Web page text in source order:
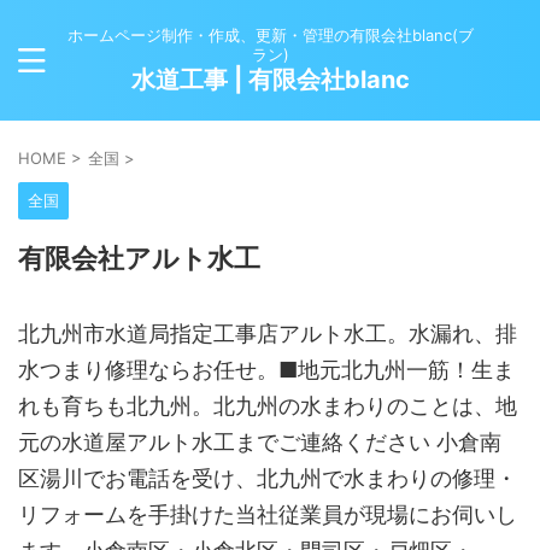
ホームページ制作・作成、更新・管理の有限会社blanc(ブ
ラン)
水道工事 | 有限会社blanc
HOME > 全国 >
全国
有限会社アルト水工
北九州市水道局指定工事店アルト水工。水漏れ、排
水つまり修理ならお任せ。■地元北九州一筋！生ま
れも育ちも北九州。北九州の水まわりのことは、地
元の水道屋アルト水工までご連絡ください 小倉南
区湯川でお電話を受け、北九州で水まわりの修理・
リフォームを手掛けた当社従業員が現場にお伺いし